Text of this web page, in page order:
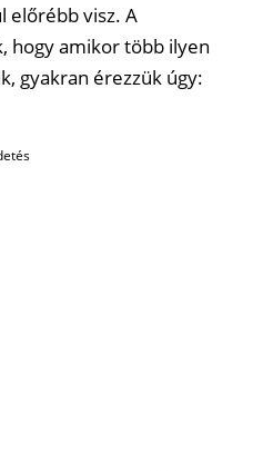
előrébb visz. A
hogy amikor több ilyen
gyakran érezzük úgy: